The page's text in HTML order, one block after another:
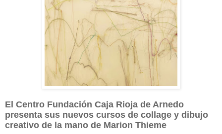
El Centro Fundación Caja Rioja de Arnedo
presenta sus nuevos cursos de collage y dibujo
creativo de la mano de Marion Thieme